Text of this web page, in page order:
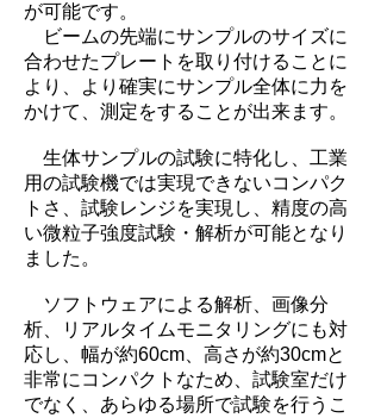
が可能です。
ビームの先端にサンプルのサイズに
合わせたプレートを取り付けることに
より、より確実にサンプル全体に力を
かけて、測定をすることが出来ます。
生体サンプルの試験に特化し、工業
用の試験機では実現できないコンパク
トさ、試験レンジを実現し、精度の高
い微粒子強度試験・解析が可能となり
ました。
ソフトウェアによる解析、画像分
析、リアルタイムモニタリングにも対
応し、幅が約60cm、高さが約30cmと
非常にコンパクトなため、試験室だけ
でなく、あらゆる場所で試験を行うこ